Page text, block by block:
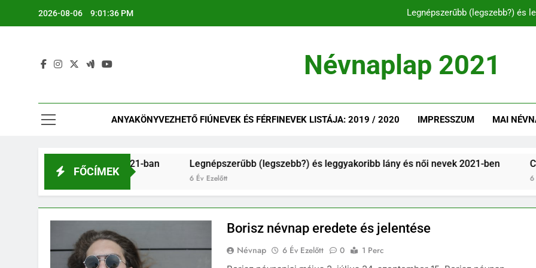
2026-08-06 9:01:37 PM Legnépszerűbb (legszebb?) és
Legnépszerűbb (legszebb?) és
Névnaplap 2021
ANYAKÖNYVEZHETŐ FIÚNEVEK ÉS FÉRFINEVEK LISTÁJA: 2019 / 2020 IMPRESSZUM MAI
FŐCÍMEK
fiú és férfinevek 2021-ban Legnépszerűbb (legszebb?) és leggyakoribb lány és női nevek 2021-ben C és CS
Borisz névnap eredete és jelentése
Névnap 6 Év Ezelőtt 0
1 Perc